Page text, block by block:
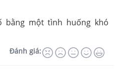
bằng một tình huống khó
Đánh giá: